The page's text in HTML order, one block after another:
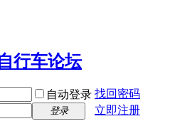
自动登录 找回密码
登录 立即注册